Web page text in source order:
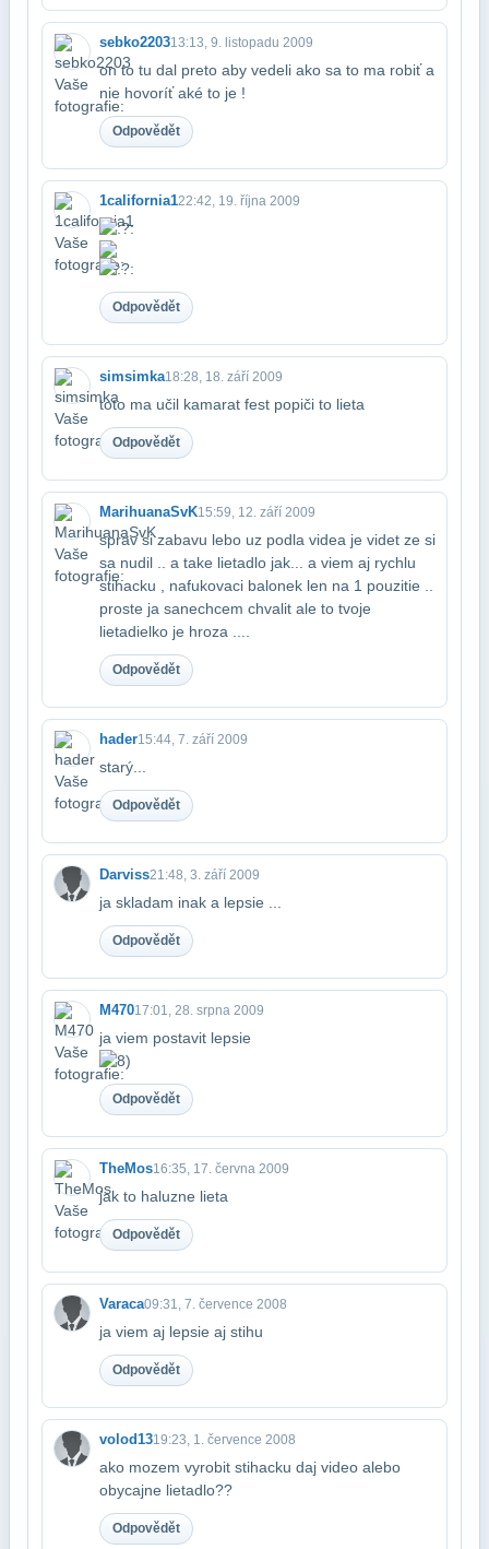
sebko220313:13, 9. listopadu 2009
on to tu dal preto aby vedeli ako sa to ma robiť a
nie hovoríť aké to je !
Odpovědět
1california122:42, 19. října 2009
Odpovědět
simsimka18:28, 18. září 2009
toto ma učil kamarat fest popiči to lieta
Odpovědět
MarihuanaSvK15:59, 12. září 2009
sprav si zabavu lebo uz podla videa je videt ze si
sa nudil .. a take lietadlo jak​... a viem aj rychlu
stihacku , nafukovaci balonek len na 1 pouzitie ..
proste ja sa​nechcem chvalit ale to tvoje
lietadielko je hroza ....
Odpovědět
hader15:44, 7. září 2009
starý...
Odpovědět
Darviss21:48, 3. září 2009
ja skladam inak a lepsie ...
Odpovědět
M47017:01, 28. srpna 2009
ja viem postavit lepsie
Odpovědět
TheMos16:35, 17. června 2009
jak to haluzne lieta
Odpovědět
Varaca09:31, 7. července 2008
ja viem aj lepsie aj stihu
Odpovědět
volod1319:23, 1. července 2008
ako mozem vyrobit stihacku daj video alebo
obycajne lietadlo??
Odpovědět